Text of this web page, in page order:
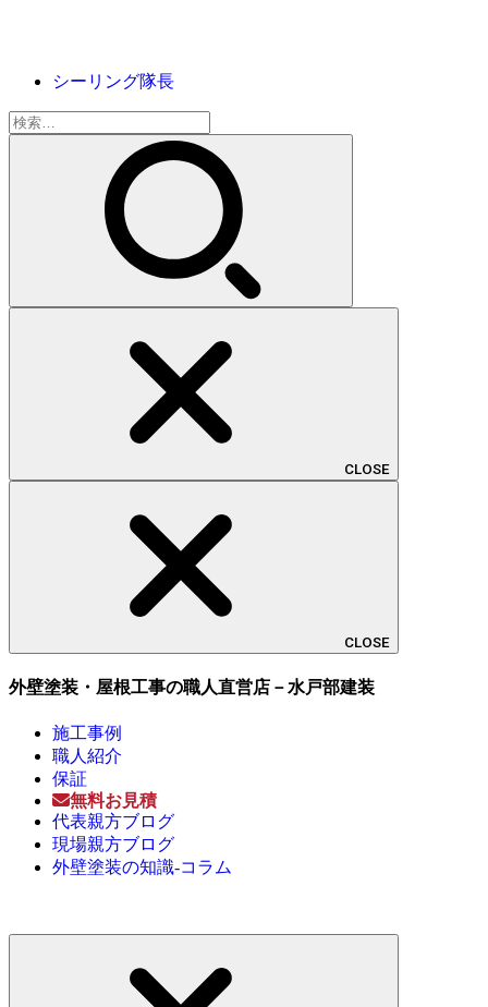
シーリング隊長
検
索:
CLOSE
CLOSE
外壁塗装・屋根工事の職人直営店－水戸部建装
施工事例
職人紹介
保証
無料お見積
代表親方ブログ
現場親方ブログ
外壁塗装の知識-コラム